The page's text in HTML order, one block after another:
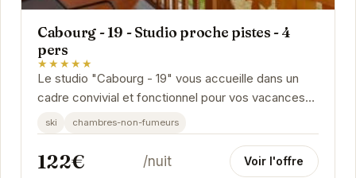
Cabourg - 19 - Studio proche pistes - 4
pers
★★★★★
Le studio "Cabourg - 19" vous accueille dans un
cadre convivial et fonctionnel pour vos vacances
aux Deux Alpes. Sa situation privilégiée proche...
ski chambres-non-fumeurs
122€ /nuit Voir l'offre